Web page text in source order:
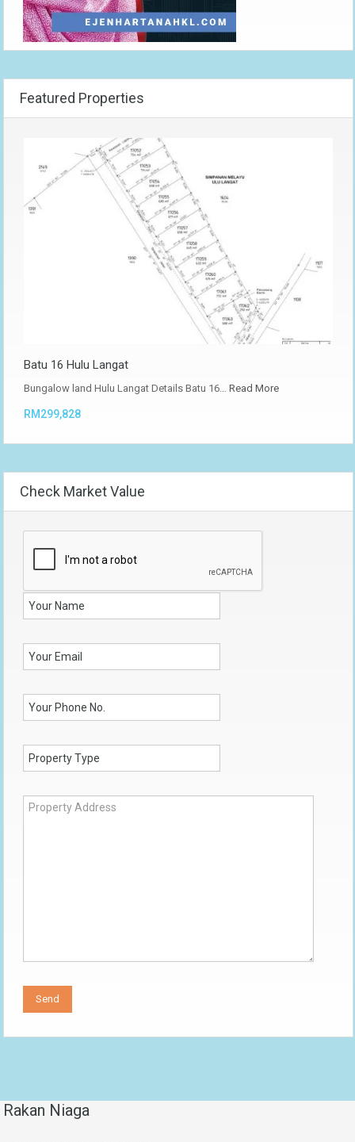
Featured Properties
Batu 16 Hulu Langat
Bungalow land Hulu Langat Details Batu 16… Read More
RM299,828
Check Market Value
Rakan Niaga